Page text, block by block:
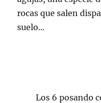
rocas que salen
suelo…
Los 6 posando